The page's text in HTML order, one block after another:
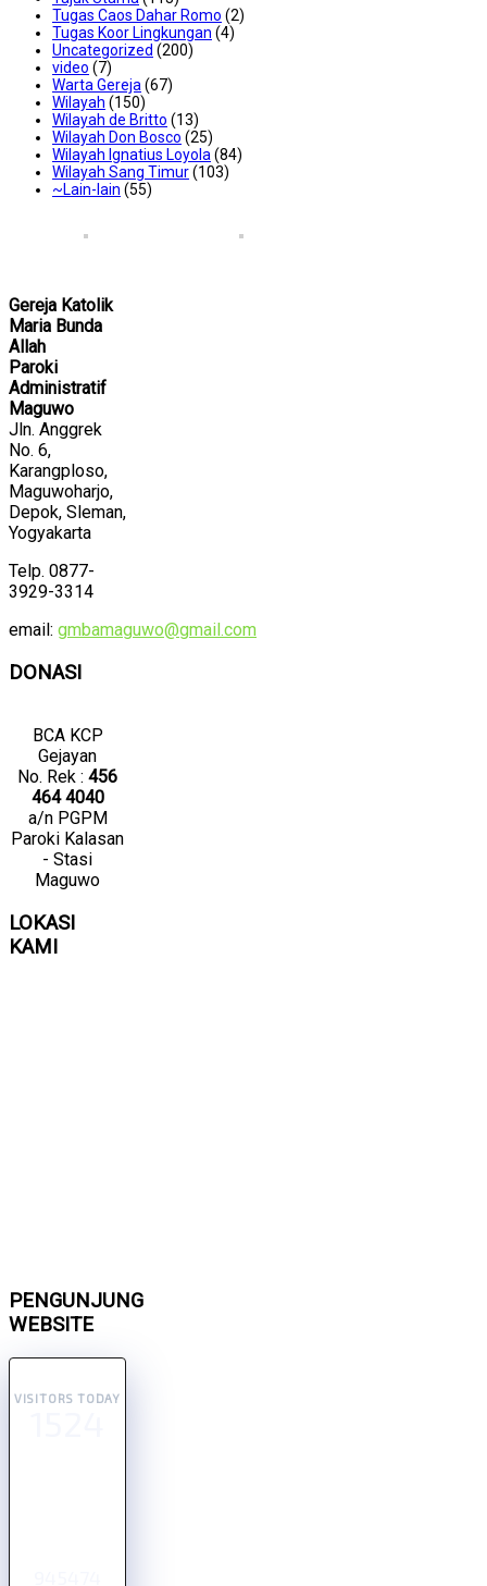
Tugas Caos Dahar Romo (2)
Tugas Koor Lingkungan (4)
Uncategorized (200)
video (7)
Warta Gereja (67)
Wilayah (150)
Wilayah de Britto (13)
Wilayah Don Bosco (25)
Wilayah Ignatius Loyola (84)
Wilayah Sang Timur(103)
~Lain-lain (55)
Gereja Katolik
Maria Bunda
Allah
Paroki
Administratif
Maguwo
Jln. Anggrek
No. 6,
Karangploso,
Maguwoharjo,
Depok, Sleman,
Yogyakarta
Telp. 0877-
3929-3314
email: gmbamaguwo@gmail.com
DONASI
BCA KCP
Gejayan
No. Rek : 456
464 4040
a/n PGPM
Paroki Kalasan
- Stasi
Maguwo
LOKASI
KAMI
PENGUNJUNG
WEBSITE
VISITORS TODAY